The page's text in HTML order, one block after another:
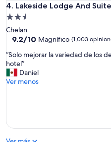
c
t
,
u
e
u
n
a
a
c
4. Lakeside Lodge And
Lakeside Lodge And Suites
Propiedad
de
2.5
Chelan
9.2
10,
Magnífico,
(1,003
opiniones)
9.2/10 Magnífico (1,003
“
S
o
l
o
“Solo mejorar la variedad de los
hotel”
Daniel
Ver menos